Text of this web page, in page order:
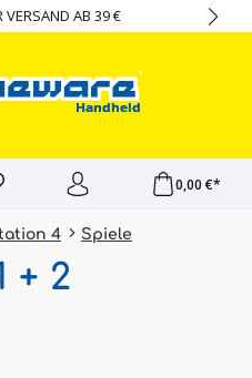
VERSAND AB 39 €
0,00 €*
4 Spiele
+ 2